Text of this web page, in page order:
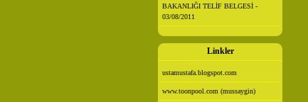
BAKANLIĞI TELİF BELGESİ -
03/08/2011
Linkler
ustamustafa.blogspot.com
www.toonpool.com (mussaygin)